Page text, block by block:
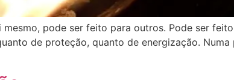
pode ser feito para outros. Pode ser
de proteção, quanto de energização. Numa